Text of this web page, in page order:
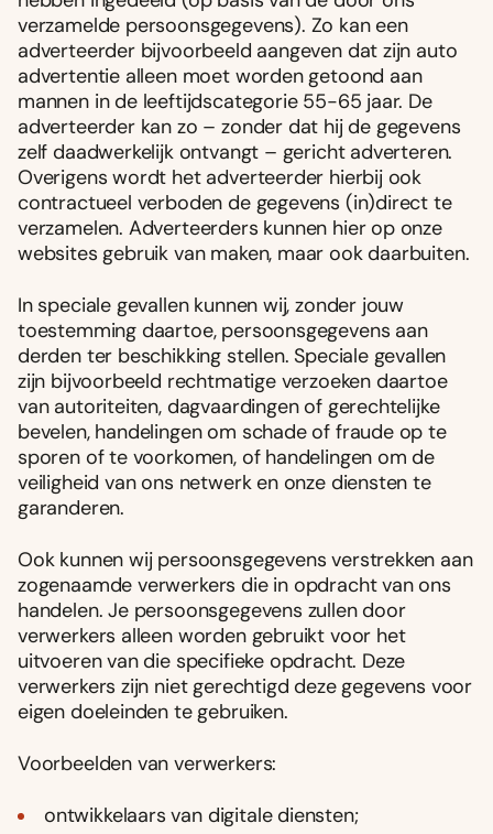
verzamelde persoonsgegevens). Zo kan een
adverteerder bijvoorbeeld aangeven dat zijn auto
advertentie alleen moet worden getoond aan
mannen in de leeftijdscategorie 55-65 jaar. De
adverteerder kan zo – zonder dat hij de gegevens
zelf daadwerkelijk ontvangt – gericht adverteren.
Overigens wordt het adverteerder hierbij ook
contractueel verboden de gegevens (in)direct te
verzamelen. Adverteerders kunnen hier op onze
websites gebruik van maken, maar ook daarbuiten.
In speciale gevallen kunnen wij, zonder jouw
toestemming daartoe, persoonsgegevens aan
derden ter beschikking stellen. Speciale gevallen
zijn bijvoorbeeld rechtmatige verzoeken daartoe
van autoriteiten, dagvaardingen of gerechtelijke
bevelen, handelingen om schade of fraude op te
sporen of te voorkomen, of handelingen om de
veiligheid van ons netwerk en onze diensten te
garanderen.
Ook kunnen wij persoonsgegevens verstrekken aan
zogenaamde verwerkers die in opdracht van ons
handelen. Je persoonsgegevens zullen door
verwerkers alleen worden gebruikt voor het
uitvoeren van die specifieke opdracht. Deze
verwerkers zijn niet gerechtigd deze gegevens voor
eigen doeleinden te gebruiken.
Voorbeelden van verwerkers:
ontwikkelaars van digitale diensten;